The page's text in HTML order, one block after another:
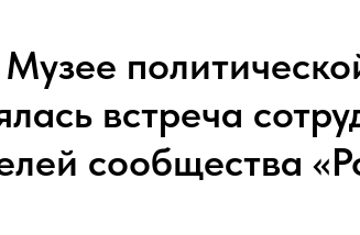
встреча
сообщества